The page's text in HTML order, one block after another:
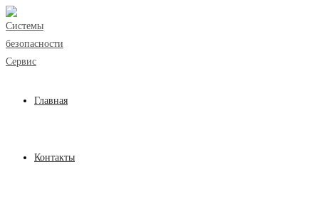
Перейти
к
содержимому
Главная
Контакты